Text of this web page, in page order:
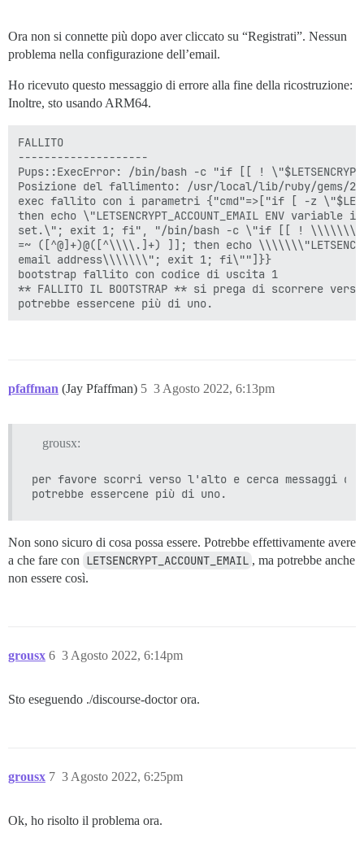
Ora non si connette più dopo aver cliccato su “Registrati”. Nessun
problema nella configurazione dell’email.
Ho ricevuto questo messaggio di errore alla fine della ricostruzione:
Inoltre, sto usando ARM64.
FALLITO
--------------------
Pups::ExecError: /bin/bash -c "if [[ !
Posizione del fallimento: /usr/local/lib/ruby/gems/
exec fallito con i parametri {"cmd"=>["if [ -z
then echo \"LETSENCRYPT_ACCOUNT_EMAIL ENV
set.\"; exit 1; fi", "/bin/bash -c \"if [[ !
=~ ([^@]+)@([^\\\\.]+) ]]; then echo
email address\\\\\\\"; exit 1; fi\""]}}
bootstrap fallito con codice di uscita 1
** FALLITO IL BOOTSTRAP ** si prega di scorrere
pfaffman (Jay Pfaffman) 3 Agosto 2022, 6:13pm
5
grousx:
per favore scorri verso l'alto e cerca messaggi di
Non sono sicuro di cosa possa essere. Potrebbe effettivamente avere
a che fare con LETSENCRYPT_ACCOUNT_EMAIL , ma potrebbe anche
non essere così.
grousx 3 Agosto 2022, 6:14pm
6
Sto eseguendo ./discourse-doctor ora.
grousx 3 Agosto 2022, 6:25pm
7
Ok, ho risolto il problema ora.